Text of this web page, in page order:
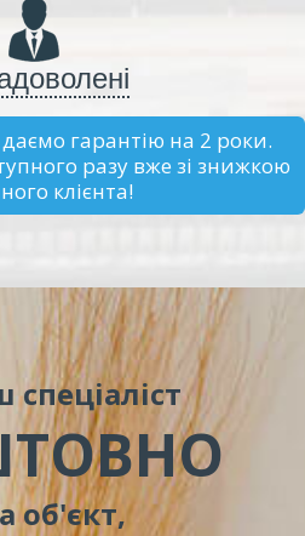
гарантію на 2 роки.
разу вже зі знижкою
клієнта!
об'єкт,